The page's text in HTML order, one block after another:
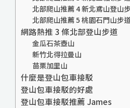
北部爬山推薦 4 新北鳶山登山
北部爬山推薦 5 桃園石門山步
網路熱推 3 條北部登山步道
金瓜石茶壺山
新竹北得拉曼山
苗栗加里山
什麼是登山包車接駁
登山包車接駁的好處
登山包車接駁推薦 James